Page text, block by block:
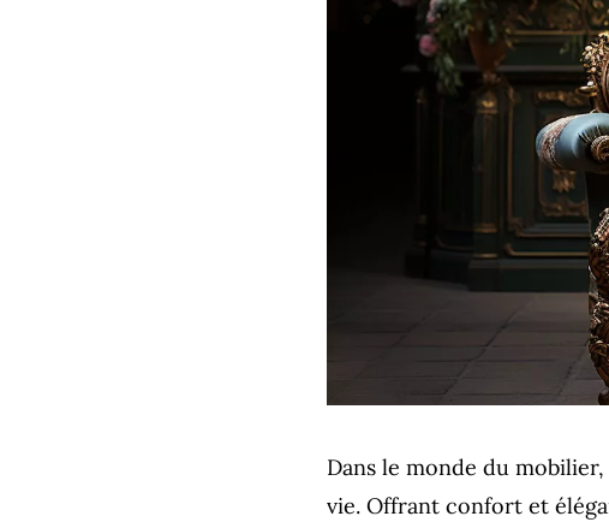
Dans le monde du
vie. Offrant confort et